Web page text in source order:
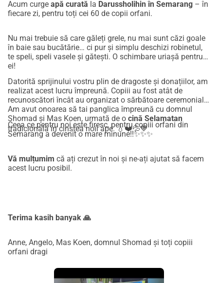
Acum curge apă curată la Darussholihin în Semarang – în
fiecare zi, pentru toți cei 60 de copii orfani.
Nu mai trebuie să care găleți grele, nu mai sunt căzi goale
în baie sau bucătărie… ci pur și simplu deschizi robinetul,
te speli, speli vasele și gătești. O schimbare uriașă pentru
ei!
Datorită sprijinului vostru plin de dragoste și donațiilor, am
realizat acest lucru împreună. Copiii au fost atât de
recunoscători încât au organizat o sărbătoare ceremonială.
Am avut onoarea să tai panglica împreună cu domnul
Shomad și Mas Koen, urmată de o cină Selamatan
tradicională în cinstea noii ape. 💧❤️💦💙
Ceea ce pentru noi este firesc, pentru copiii orfani din
Semarang a devenit o mare minune!!✨️✨️✨️
Vă mulțumim că ați crezut în noi și ne-ați ajutat să facem
acest lucru posibil.
Terima kasih banyak 🙏
Anne, Angelo, Mas Koen, domnul Shomad și toți copiii
orfani dragi